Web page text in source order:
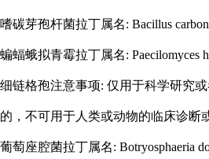
嗜碳芽孢杆菌拉丁属名: Bacillus
蝙蝠蛾拟青霉拉丁属名: Paecilomyces
细链格孢注意事项: 仅用于科学研究
的，不可用于人类或动物的临床诊断
葡萄座腔菌拉丁属名: Botryosphaeria